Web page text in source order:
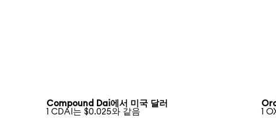
Compound Dai에서 미국 달러
1 CDAI는 $0.025와 같음
1